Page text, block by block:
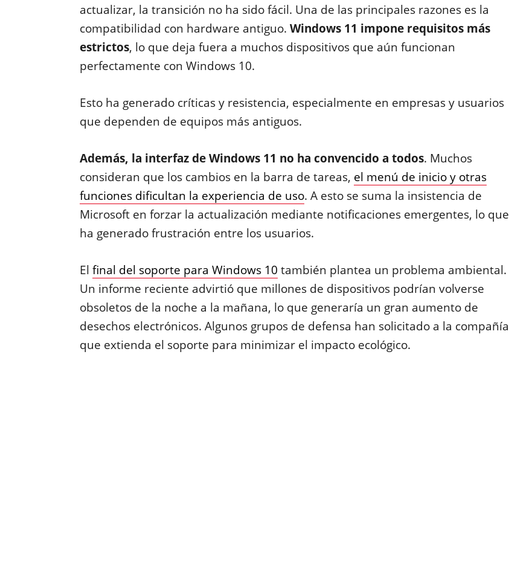
actualizar, la transición no ha sido fácil. Una de las principales razones es la
compatibilidad con hardware antiguo. Windows 11 impone requisitos más
estrictos, lo que deja fuera a muchos dispositivos que aún funcionan
perfectamente con Windows 10.
Esto ha generado críticas y resistencia, especialmente en empresas y usuarios
que dependen de equipos más antiguos.
Además, la interfaz de Windows 11 no ha convencido a todos. Muchos
consideran que los cambios en la barra de tareas, el menú de inicio y otras
funciones dificultan la experiencia de uso. A esto se suma la insistencia de
Microsoft en forzar la actualización mediante notificaciones emergentes, lo que
ha generado frustración entre los usuarios.
El final del soporte para Windows 10 también plantea un problema ambiental.
Un informe reciente advirtió que millones de dispositivos podrían volverse
obsoletos de la noche a la mañana, lo que generaría un gran aumento de
desechos electrónicos. Algunos grupos de defensa han solicitado a la compañía
que extienda el soporte para minimizar el impacto ecológico.